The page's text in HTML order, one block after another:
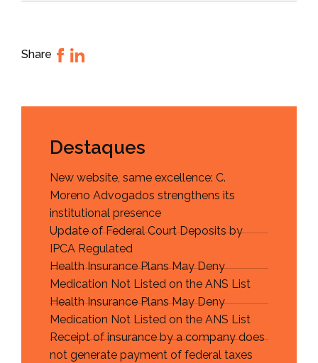
Share
Destaques
New website, same excellence: C.
Moreno Advogados strengthens its
institutional presence
Update of Federal Court Deposits by
IPCA Regulated
Health Insurance Plans May Deny
Medication Not Listed on the ANS List
Health Insurance Plans May Deny
Medication Not Listed on the ANS List
Receipt of insurance by a company does
not generate payment of federal taxes